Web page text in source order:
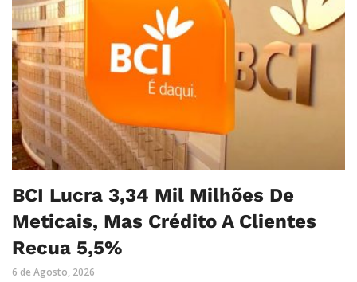
BCI Lucra 3,34 Mil Milhões De
Meticais, Mas Crédito A Clientes
Recua 5,5%
6 de Agosto, 2026